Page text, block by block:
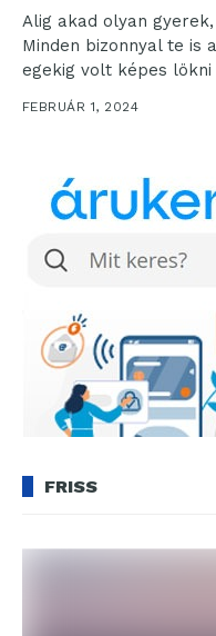
Alig akad olyan
Minden bizonnyal te is
egekig volt képes lökni
FEBRUÁR 1, 2024
FRISS